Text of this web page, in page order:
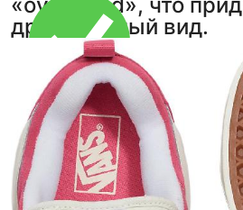
Тройная гарантия
оригинальности
Товар сертифицирован и
Проверяем на оригинальность
по 16 параметрам.
Если придёт подделка — вернём
в трёхкратном размере.
Как мы провеяем товары
драматичный вид.